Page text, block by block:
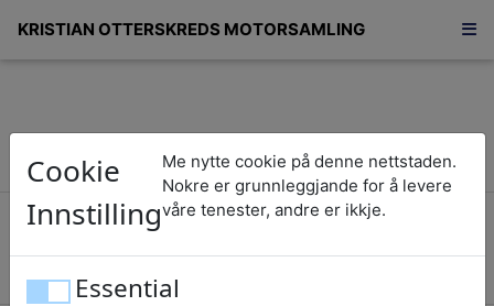
KRISTIAN OTTERSKREDS MOTORSAMLING
Cookie
Innstilling
Me nytte cookie på denne nettstaden.
Nokre er grunnleggjande for å levere
våre tenester, andre er ikkje.
Essential
Årsmelding 2023
2023 vart eit bra år!